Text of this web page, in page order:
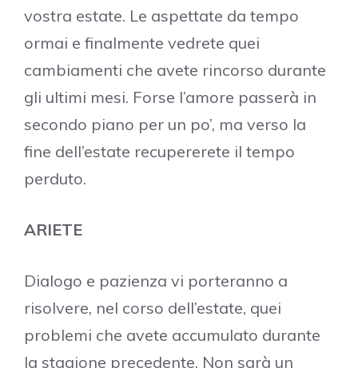
vostra estate. Le aspettate da tempo
ormai e finalmente vedrete quei
cambiamenti che avete rincorso durante
gli ultimi mesi. Forse l’amore passerà in
secondo piano per un po’, ma verso la
fine dell’estate recupererete il tempo
perduto.
ARIETE
Dialogo e pazienza vi porteranno a
risolvere, nel corso dell’estate, quei
problemi che avete accumulato durante
la stagione precedente. Non sarà un